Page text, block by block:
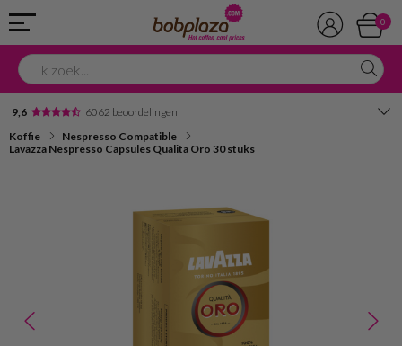
0
9,6 6062 beoordelingen
Avondbezorging
Koffie
Nespresso Compatible
Lavazza Nespresso Capsules Qualita Oro 30 stuks